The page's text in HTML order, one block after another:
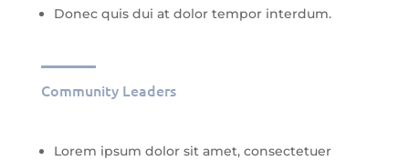
Donec quis dui at dolor tempor interdum.
Community Leaders
Lorem ipsum dolor sit amet, consectetuer